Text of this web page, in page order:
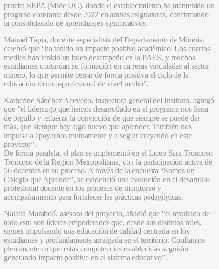
prueba SEPA (Mide UC), donde el establecimiento ha mantenido un
progreso constante desde 2022 en ambas asignaturas, confirmando
la consolidación de aprendizajes significativos.
Manuel Tapia, docente especialista del Departamento de Minería,
celebró que “ha tenido un impacto positivo académico. Los cuartos
medios han tenido un buen desempeño en la PAES, y muchos
estudiantes continúan su formación en carreras vinculadas al sector
minero, lo que permite cerrar de forma positiva el ciclo de la
educación técnico-profesional de nivel medio”.
Katherine Sánchez Acevedo, inspectora general del Instituto, agregó
que “el liderazgo que hemos desarrollado en el programa nos llena
de orgullo y refuerza la convicción de que siempre se puede dar
más, que siempre hay algo nuevo que aprender. También nos
impulsa a apoyarnos mutuamente y a seguir creyendo en este
proyecto”.
De forma paralela, el plan se implementó en el Liceo Sara Troncoso
Troncoso de la Región Metropolitana, con la participación activa de
56 docentes en su proceso. A través de la encuesta “Somos un
Colegio que Aprende”, se evidenció una evolución en el desarrollo
profesional docente en los procesos de monitoreo y
acompañamiento para fortalecer las prácticas pedagógicas.
Natalia Marabolí, asesora del proyecto, añadió que “el resultado de
todo esto son líderes empoderados que, desde sus distintos roles,
siguen impulsando una educación de calidad centrada en los
estudiantes y profundamente arraigada en el territorio. Confiamos
plenamente en que estas competencias establecidas seguirán
generando impacto positivo en el sistema educativo”.